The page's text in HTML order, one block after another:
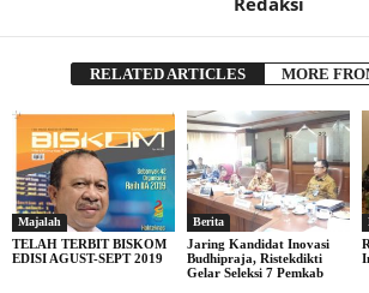
RELATED ARTICLES MORE
Majalah
TELAH TERBIT BISKOM
EDISI AGUST-SEPT 2019
Berita
Jaring Kandidat Inovasi
Budhipraja, Ristekdikti
Gelar Seleksi 7 Pemkab